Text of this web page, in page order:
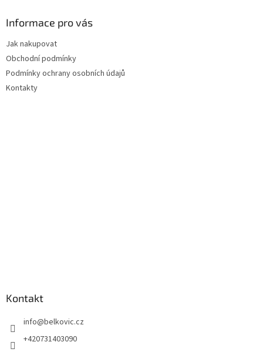
Informace pro vás
Jak nakupovat
Obchodní podmínky
Podmínky ochrany osobních údajů
Kontakty
Kontakt
info@belkovic.cz
+420731403090